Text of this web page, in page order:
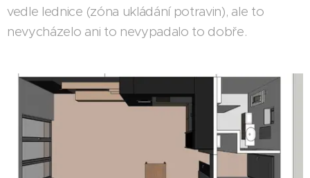
vedle lednice (zóna ukládání potravin), ale to
nevycházelo ani to nevypadalo to dobře.